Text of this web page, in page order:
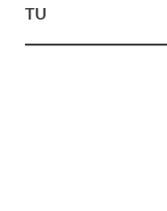
TU